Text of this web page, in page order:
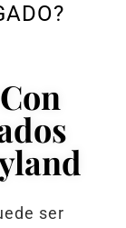
ser